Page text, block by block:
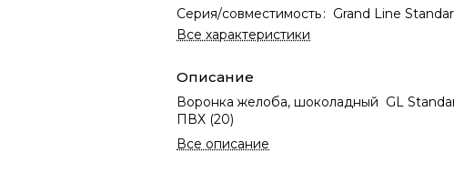
Серия/совместимость: Grand Line
Все характеристики
Описание
Воронка желоба, шоколадный GL
ПВХ (20)
Все описание